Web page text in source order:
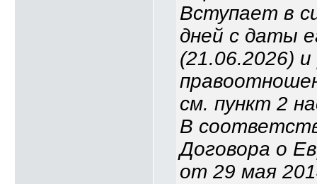
Вступает в
дней с даты
(21.06.2026)
см. пункт 2
В
Договора о
от 29 мая